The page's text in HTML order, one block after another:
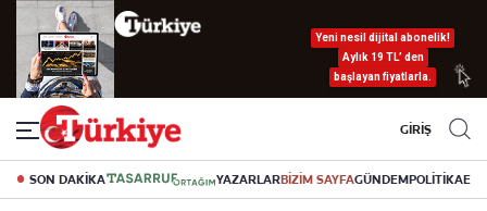
Yeni nesil dijital abonelik!
Aylık 19 TL’ den
başlayan fiyatlarla.
GİRİŞ
SON DAKİKA YAZARLARBİZİM SAYFAGÜNDEMPOLİTİKA